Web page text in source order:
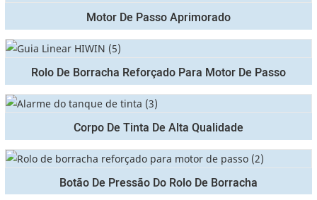
Motor De Passo Aprimorado
Rolo De Borracha Reforçado Para Motor De Passo
Corpo De Tinta De Alta Qualidade
Botão De Pressão Do Rolo De Borracha